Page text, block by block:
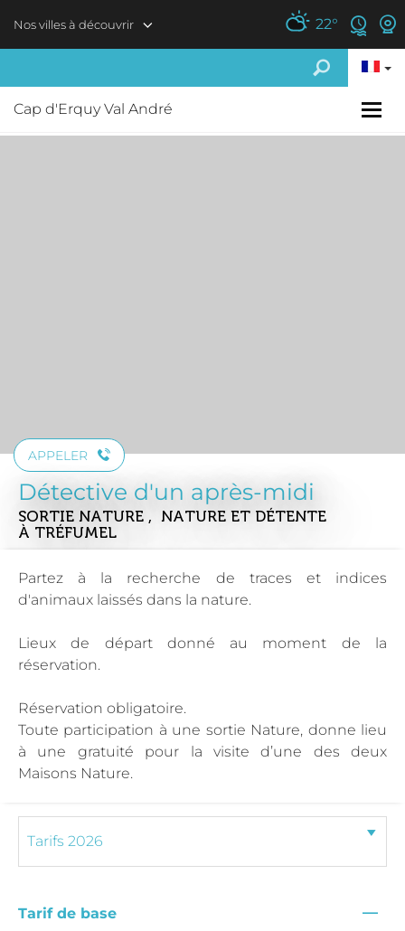
Nos villes à découvrir 22°
Cap d'Erquy Val André
APPELER
Détective d'un après-midi
SORTIE NATURE , NATURE ET DÉTENTE
À TRÉFUMEL
Partez à la recherche de traces et indices
d'animaux laissés dans la nature.
Lieux de départ donné au moment de la
réservation.
Réservation obligatoire.
Toute participation à une sortie Nature, donne lieu
à une gratuité pour la visite d’une des deux
Maisons Nature.
Tarif de base —